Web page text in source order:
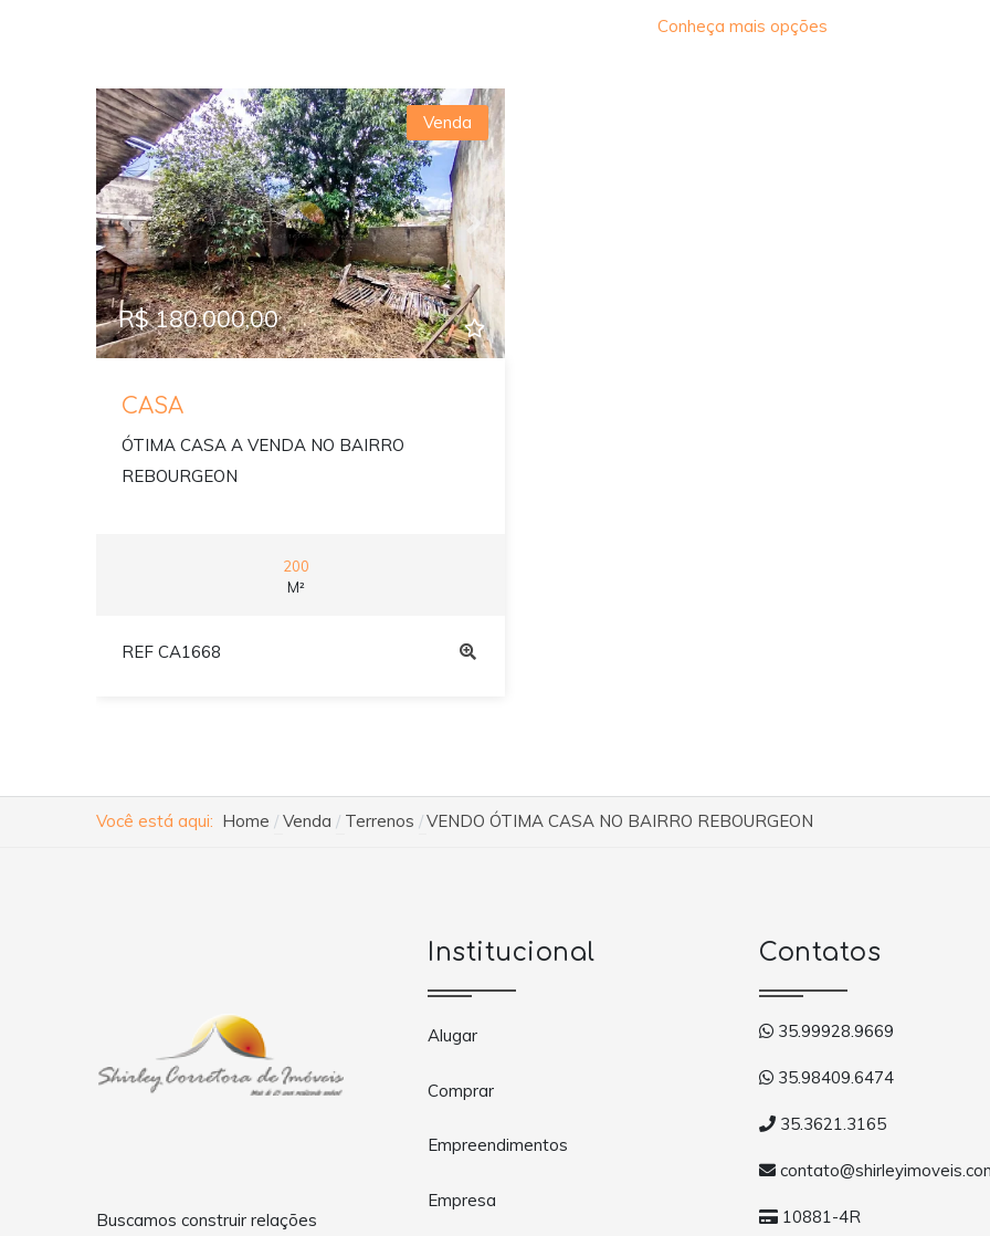
Conheça mais opções
Previous Next
Venda
R$ 180.000,00
CASA
ÓTIMA CASA A VENDA NO BAIRRO
REBOURGEON
200
M²
REF CA1668
Você está aqui: Home Venda Terrenos VENDO ÓTIMA CASA NO BAIRRO REBOURGEON
Buscamos construir relações
Institucional
Alugar
Comprar
Empreendimentos
Empresa
Contatos
35.99928.9669
35.98409.6474
35.3621.3165
10881-4R